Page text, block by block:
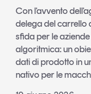
Con l'avvento
delega del carrello
sfida per le
algoritmica: un
dati di prodotto in
nativo per le